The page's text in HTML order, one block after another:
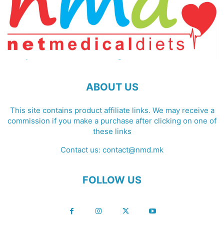
ABOUT US
This site contains product affiliate links. We may receive a
commission if you make a purchase after clicking on one of
these links
Contact us: contact@nmd.mk
FOLLOW US